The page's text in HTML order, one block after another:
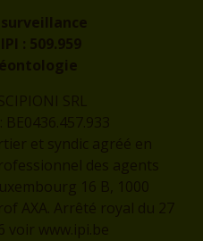
: 509.959
SRL
et syndic agréé en
des agents
16 B, 1000
AXA. Arrêté royal du 27
voir www.ipi.be